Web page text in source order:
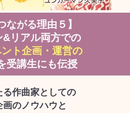
ながる理由５】
&リアル両方での
ト企画・運営の
受講生にも伝授
る作曲家としての
画のノウハウと